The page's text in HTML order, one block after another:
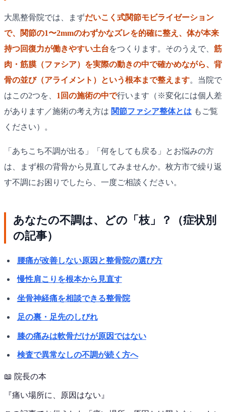
大黒整骨院では、まずだいこく式関節モビライゼーション
で、関節の1〜2mmのわずかなズレを的確に整え、体が本来
持つ回復力が働きやすい土台をつくります。そのうえで、 筋
肉・筋膜（ファシア）を実際の動きの中で確かめながら、背
骨の並び（アライメント）という根本まで整えます。当院で
はこの2つを、 1回の施術の中で行います（※変化には個人差
があります／施術の考え方は 関節ファシア整体とは もご覧
ください）。
「あちこち不調が出る」「何をしても戻る」とお悩みの方
は、まず根の背骨から見直してみませんか。枚方市で繰り返
す不調にお困りでしたら、一度ご相談ください。
あなたの不調は、どの「枝」？（症状別
の記事）
腰痛が改善しない原因と整骨院の選び方
慢性肩こりを根本から見直す
坐骨神経痛を相談できる整骨院
足の裏・足先のしびれ
膝の痛みは軟骨だけが原因ではない
検査で異常なしの不調が続く方へ
📖 院長の本
『痛い場所に、原因はない 』